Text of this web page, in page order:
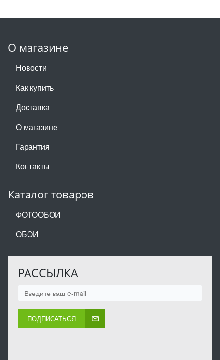
О магазине
Новости
Как купить
Доставка
О магазине
Гарантия
Контакты
Каталог товаров
ФОТООБОИ
ОБОИ
РАССЫЛКА
ПОДПИСАТЬСЯ